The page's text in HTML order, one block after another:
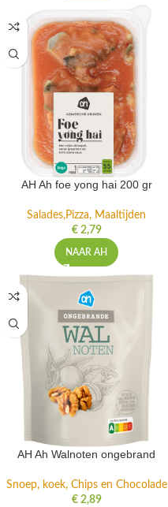
AH Ah foe yong hai 200 gr
Salades,Pizza, Maaltijden
€2,79
NAAR AH
AH Ah Walnoten ongebrand
Snoep, koek, Chips en Chocolade
€2,89